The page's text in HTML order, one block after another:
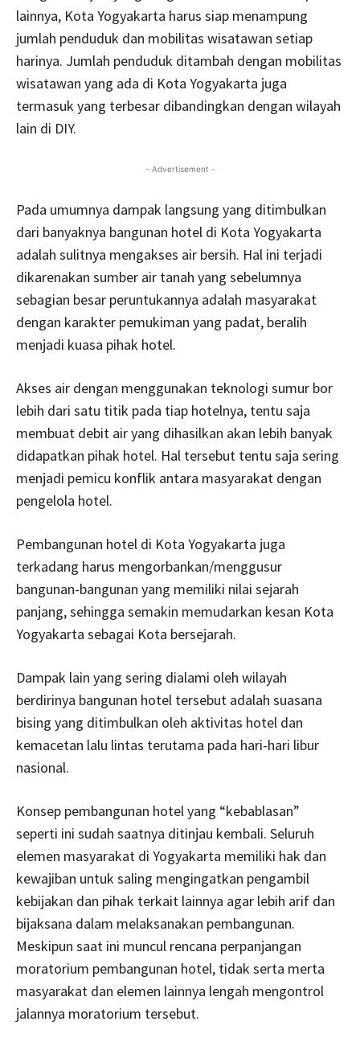
lainnya, Kota Yogyakarta harus siap menampung
jumlah penduduk dan mobilitas wisatawan setiap
harinya. Jumlah penduduk ditambah dengan mobilitas
wisatawan yang ada di Kota Yogyakarta juga
termasuk yang terbesar dibandingkan dengan wilayah
lain di DIY.
- Advertisement -
Pada umumnya dampak langsung yang ditimbulkan
dari banyaknya bangunan hotel di Kota Yogyakarta
adalah sulitnya mengakses air bersih. Hal ini terjadi
dikarenakan sumber air tanah yang sebelumnya
sebagian besar peruntukannya adalah masyarakat
dengan karakter pemukiman yang padat, beralih
menjadi kuasa pihak hotel.
Akses air dengan menggunakan teknologi sumur bor
lebih dari satu titik pada tiap hotelnya, tentu saja
membuat debit air yang dihasilkan akan lebih banyak
didapatkan pihak hotel. Hal tersebut tentu saja sering
menjadi pemicu konflik antara masyarakat dengan
pengelola hotel.
Pembangunan hotel di Kota Yogyakarta juga
terkadang harus mengorbankan/menggusur
bangunan-bangunan yang memiliki nilai sejarah
panjang, sehingga semakin memudarkan kesan Kota
Yogyakarta sebagai Kota bersejarah.
Dampak lain yang sering dialami oleh wilayah
berdirinya bangunan hotel tersebut adalah suasana
bising yang ditimbulkan oleh aktivitas hotel dan
kemacetan lalu lintas terutama pada hari-hari libur
nasional.
Konsep pembangunan hotel yang “kebablasan”
seperti ini sudah saatnya ditinjau kembali. Seluruh
elemen masyarakat di Yogyakarta memiliki hak dan
kewajiban untuk saling mengingatkan pengambil
kebijakan dan pihak terkait lainnya agar lebih arif dan
bijaksana dalam melaksanakan pembangunan.
Meskipun saat ini muncul rencana perpanjangan
moratorium pembangunan hotel, tidak serta merta
masyarakat dan elemen lainnya lengah mengontrol
jalannya moratorium tersebut.